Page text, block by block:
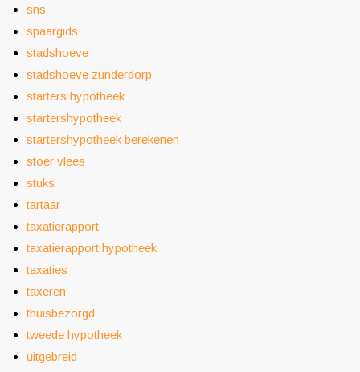
sns
spaargids
stadshoeve
stadshoeve zunderdorp
starters hypotheek
startershypotheek
startershypotheek berekenen
stoer vlees
stuks
tartaar
taxatierapport
taxatierapport hypotheek
taxaties
taxeren
thuisbezorgd
tweede hypotheek
uitgebreid